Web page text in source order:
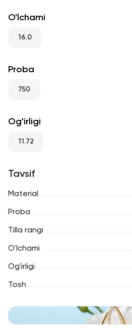
RU
O'lchami
16.0
Proba
750
Og'irligi
11.72
Tavsif
Material
Proba
Tilla rangi
O'lchami
Og'irligi
Tosh